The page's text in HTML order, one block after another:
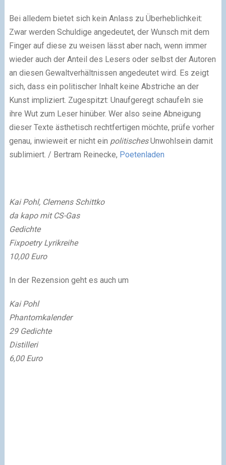
Bei alledem bietet sich kein Anlass zu Überheblichkeit:
Zwar werden Schuldige angedeutet, der Wunsch mit dem
Finger auf diese zu weisen lässt aber nach, wenn immer
wieder auch der Anteil des Lesers oder selbst der Autoren
an diesen Gewaltverhältnissen angedeutet wird. Es zeigt
sich, dass ein politischer Inhalt keine Abstriche an der
Kunst impliziert. Zugespitzt: Unaufgeregt schaufeln sie
ihre Wut zum Leser hinüber. Wer also seine Abneigung
dieser Texte ästhetisch rechtfertigen möchte, prüfe vorher
genau, inwieweit er nicht ein politischesUnwohlsein damit
sublimiert. / Bertram Reinecke, Poetenladen
Kai Pohl, Clemens Schittko
da kapo mit CS-Gas
Gedichte
Fixpoetry Lyrikreihe
10,00 Euro
In der Rezension geht es auch um
Kai Pohl
Phantomkalender
29 Gedichte
Distilleri
6,00 Euro